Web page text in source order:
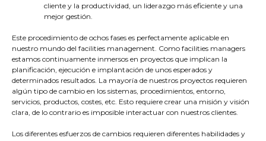
cliente y la productividad, un liderazgo más eficiente y una
mejor gestión.
Este procedimiento de ochos fases es perfectamente aplicable en
nuestro mundo del facilities management. Como facilities managers
estamos continuamente inmersos en proyectos que implican la
planificación, ejecución e implantación de unos esperados y
determinados resultados. La mayoría de nuestros proyectos requieren
algún tipo de cambio en los sistemas, procedimientos, entorno,
servicios, productos, costes, etc. Esto requiere crear una misión y visión
clara, de lo contrario es imposible interactuar con nuestros clientes.
Los diferentes esfuerzos de cambios requieren diferentes habilidades y